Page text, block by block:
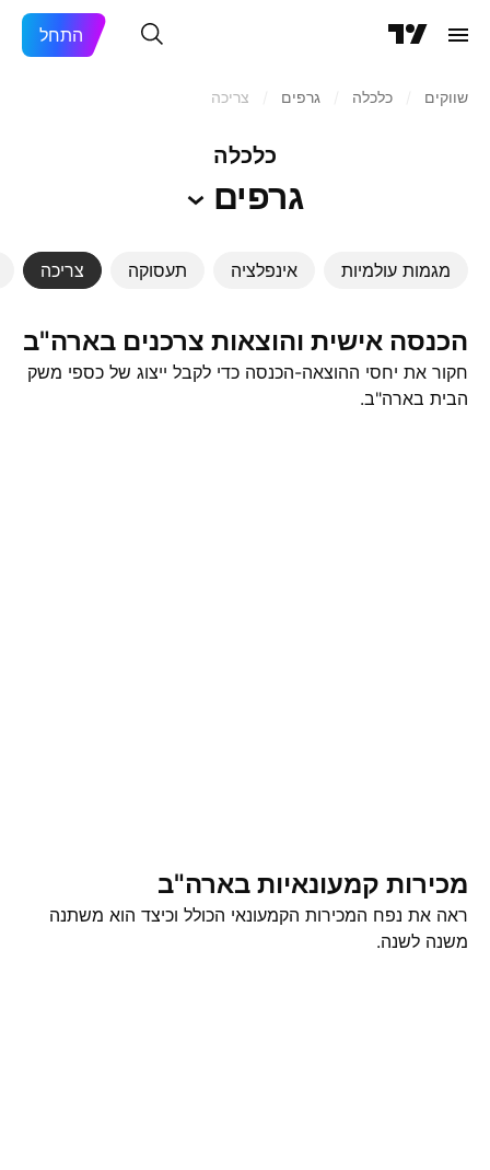
התחל
שווקים כלכלה גרפים צריכה
כלכלה
גרפים
מגמות עולמיות אינפלציה תעסוקה צריכה
הכנסה אישית והוצאות צרכנים בארה"ב
חקור את יחסי ההוצאה-הכנסה כדי לקבל ייצוג של כספי משק
הבית בארה"ב.
מכירות קמעונאיות בארה"ב
ראה את נפח המכירות הקמעונאי הכולל וכיצד הוא משתנה
משנה לשנה.